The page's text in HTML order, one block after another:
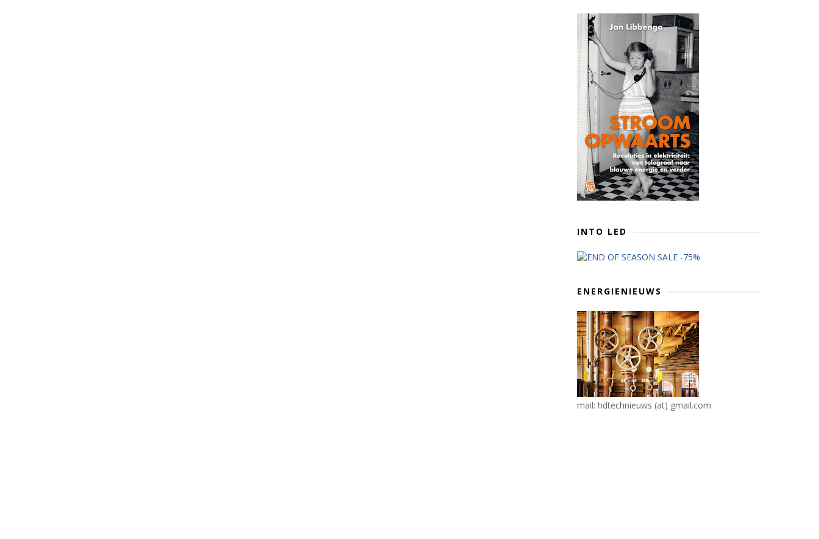
INTO LED
ENERGIENIEUWS
mail: hdtechnieuws (at) gmail.com